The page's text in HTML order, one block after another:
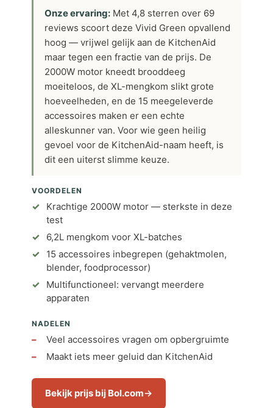
Onze ervaring: Met 4,8 sterren over 69
reviews scoort deze Vivid Green opvallend
hoog — vrijwel gelijk aan de KitchenAid
maar tegen een fractie van de prijs. De
2000W motor kneedt brooddeeg
moeiteloos, de XL-mengkom slikt grote
hoeveelheden, en de 15 meegeleverde
accessoires maken er een echte
alleskunner van. Voor wie geen heilig
gevoel voor de KitchenAid-naam heeft, is
dit een uiterst slimme keuze.
VOORDELEN
Krachtige 2000W motor — sterkste in deze
test
6,2L mengkom voor XL-batches
15 accessoires inbegrepen (gehaktmolen,
blender, foodprocessor)
Multifunctioneel: vervangt meerdere
apparaten
NADELEN
Veel accessoires vragen om opbergruimte
Maakt iets meer geluid dan KitchenAid
Bekijk prijs bij Bol.com